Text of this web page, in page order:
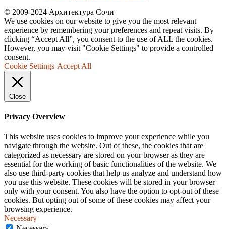
© 2009-2024 Архитектура Сочи
We use cookies on our website to give you the most relevant
experience by remembering your preferences and repeat visits. By
clicking “Accept All”, you consent to the use of ALL the cookies.
However, you may visit "Cookie Settings" to provide a controlled
consent.
Cookie Settings Accept All
Close
Privacy Overview
This website uses cookies to improve your experience while you
navigate through the website. Out of these, the cookies that are
categorized as necessary are stored on your browser as they are
essential for the working of basic functionalities of the website. We
also use third-party cookies that help us analyze and understand how
you use this website. These cookies will be stored in your browser
only with your consent. You also have the option to opt-out of these
cookies. But opting out of some of these cookies may affect your
browsing experience.
Necessary